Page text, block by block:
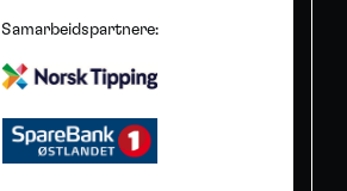
Samarbeidspartnere: